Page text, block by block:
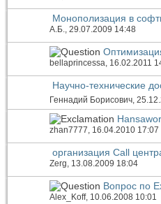
Монополизация в
А.Б., 29.07.2009 14:48
bellaprincessa, 16.02.2011
Научно-технические
Геннадий Борисович,
zhan7777, 16.04.2010 17:07
организация Call
Zerg, 13.08.2009 18:04
Вопрос по
Alex_Koff, 10.06.2008 10:01